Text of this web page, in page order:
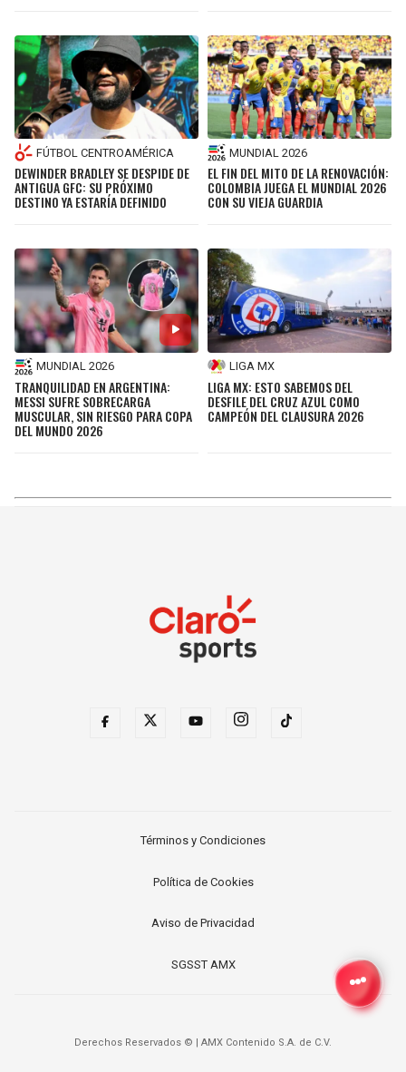
FÚTBOL CENTROAMÉRICA
DEWINDER BRADLEY SE DESPIDE DE
ANTIGUA GFC: SU PRÓXIMO
DESTINO YA ESTARÍA DEFINIDO
MUNDIAL 2026
EL FIN DEL MITO DE LA RENOVACIÓN:
COLOMBIA JUEGA EL MUNDIAL 2026
CON SU VIEJA GUARDIA
MUNDIAL 2026
TRANQUILIDAD EN ARGENTINA:
MESSI SUFRE SOBRECARGA
MUSCULAR, SIN RIESGO PARA COPA
DEL MUNDO 2026
LIGA MX
LIGA MX: ESTO SABEMOS DEL
DESFILE DEL CRUZ AZUL COMO
CAMPEÓN DEL CLAUSURA 2026
Términos y Condiciones
Política de Cookies
Aviso de Privacidad
SGSST AMX
Derechos Reservados © AMX Contenido S.A. de C.V.